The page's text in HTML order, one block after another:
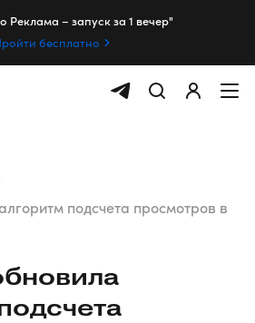
Реклама – запуск за 1 вечер"
бесплатно
подсчета просмотров в